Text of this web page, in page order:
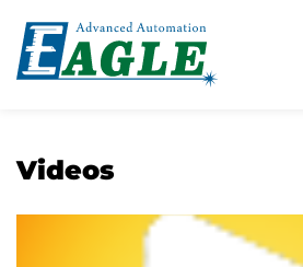
Videos